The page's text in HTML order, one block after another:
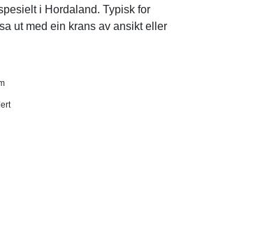
i Hordaland. Typisk for
ut med ein krans av ansikt eller